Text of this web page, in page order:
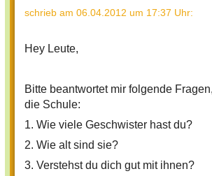
schrieb am 06.04.2012 um 17:37 Uhr:
Hey Leute,
Bitte beantwortet mir folgende
die Schule:
1. Wie viele Geschwister hast du?
2. Wie alt sind sie?
3. Verstehst du dich gut mit ihnen?